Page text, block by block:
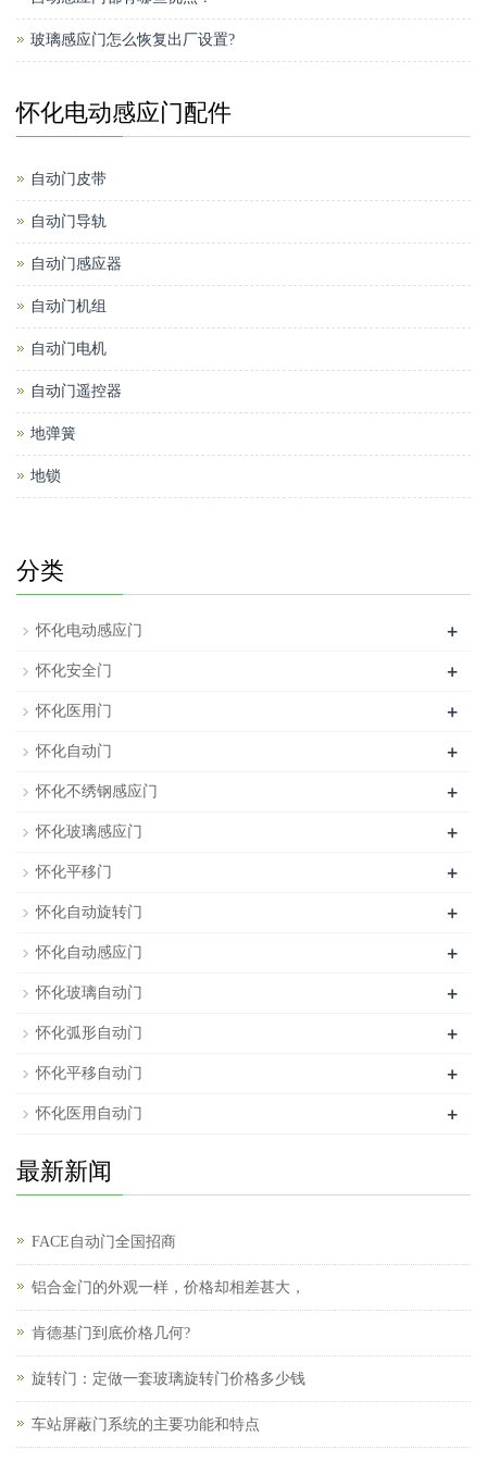
玻璃感应门怎么恢复出厂设置?
怀化电动感应门配件
自动门皮带
自动门导轨
自动门感应器
自动门机组
自动门电机
自动门遥控器
地弹簧
地锁
分类
怀化电动感应门 +
怀化安全门 +
怀化医用门 +
怀化自动门 +
怀化不绣钢感应门 +
怀化玻璃感应门 +
怀化平移门 +
怀化自动旋转门 +
怀化自动感应门 +
怀化玻璃自动门 +
怀化弧形自动门 +
怀化平移自动门 +
怀化医用自动门 +
最新新闻
FACE自动门全国招商
铝合金门的外观一样，价格却相差甚大，
肯德基门到底价格几何?
旋转门：定做一套玻璃旋转门价格多少钱
车站屏蔽门系统的主要功能和特点